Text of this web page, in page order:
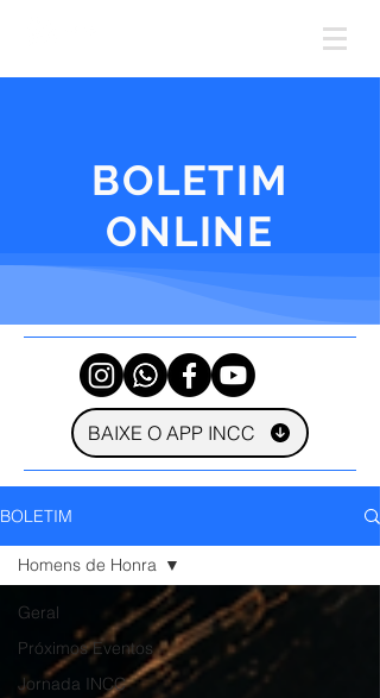
BOLETIM
ONLINE
BAIXE O APP INCC
BOLETIM
Geral
Próximos Eventos
Jornada INCC
Homens de Honra